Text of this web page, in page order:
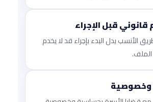
قبل الإجراء
الأنسب بدل البدء بإجراء قد لا يخدم
وخصوصية